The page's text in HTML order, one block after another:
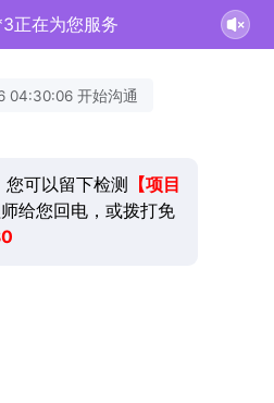
正在为您服务
04:30:06 开始沟通
您可以留下检测
【项目
给您回电，或拨打免